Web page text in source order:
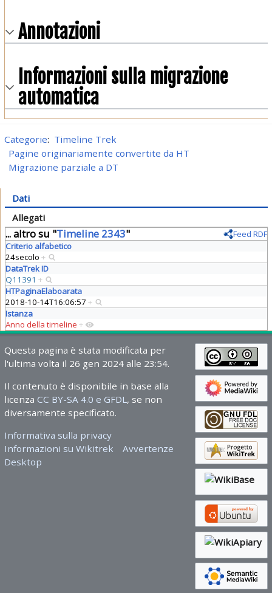
Annotazioni
Informazioni sulla migrazione
automatica
Categorie: Timeline Trek
Pagine originariamente convertite da HT
Migrazione parziale a DT
Dati
Allegati
... altro su "Timeline 2343"
Feed RDF
Criterio alfabetico
24secolo +
DataTrek ID
Q11391 +
HTPaginaElaboarata
2018-10-14T16:06:57 +
Istanza
Anno della timeline +
Questa pagina è stata modificata per
l'ultima volta il 26 gen 2024 alle 23:54.
Il contenuto è disponibile in base alla
licenza CC BY-SA 4.0 e GFDL, se non
diversamente specificato.
Informativa sulla privacy
Informazioni su Wikitrek
Avvertenze
Desktop